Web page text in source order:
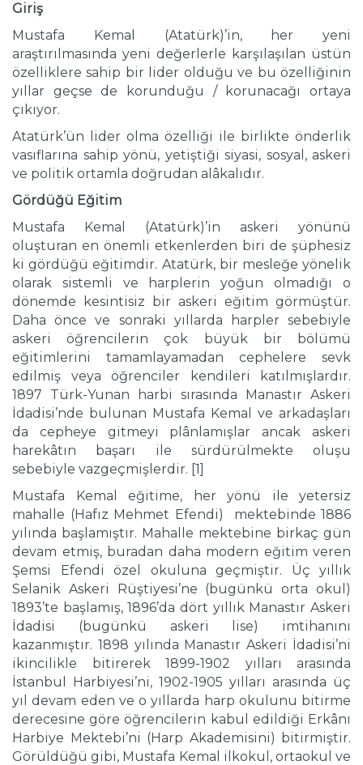
Giriş
Mustafa Kemal (Atatürk)’in, her yeni
araştırılmasında yeni değerlerle karşılaşılan üstün
özelliklere sahip bir lider olduğu ve bu özelliğinin
yıllar geçse de korunduğu / korunacağı ortaya
çıkıyor.
Atatürk’ün lider olma özelliği ile birlikte önderlik
vasıflarına sahip yönü, yetiştiği siyasi, sosyal, askeri
ve politik ortamla doğrudan alâkalıdır.
Gördüğü Eğitim
Mustafa Kemal (Atatürk)’in askeri yönünü
oluşturan en önemli etkenlerden biri de şüphesiz
ki gördüğü eğitimdir. Atatürk, bir mesleğe yönelik
olarak sistemli ve harplerin yoğun olmadığı o
dönemde kesintisiz bir askeri eğitim görmüştür.
Daha önce ve sonraki yıllarda harpler sebebiyle
askeri öğrencilerin çok büyük bir bölümü
eğitimlerini tamamlayamadan cephelere sevk
edilmiş veya öğrenciler kendileri katılmışlardır.
1897 Türk-Yunan harbi sırasında Manastır Askeri
İdadisi’nde bulunan Mustafa Kemal ve arkadaşları
da cepheye gitmeyi plânlamışlar ancak askeri
harekâtın başarı ile sürdürülmekte oluşu
sebebiyle vazgeçmişlerdir. [1]
Mustafa Kemal eğitime, her yönü ile yetersiz
mahalle (Hafız Mehmet Efendi) mektebinde 1886
yılında başlamıştır. Mahalle mektebine birkaç gün
devam etmiş, buradan daha modern eğitim veren
Şemsi Efendi özel okuluna geçmiştir. Üç yıllık
Selanik Askeri Rüştiyesi’ne (bugünkü orta okul)
1893’te başlamış, 1896’da dört yıllık Manastır Askeri
İdadisi (bugünkü askeri lise) imtihanını
kazanmıştır. 1898 yılında Manastır Askeri İdadisi’ni
ikincilikle bitirerek 1899-1902 yılları arasında
İstanbul Harbiyesi’ni, 1902-1905 yılları arasında üç
yıl devam eden ve o yıllarda harp okulunu bitirme
derecesine göre öğrencilerin kabul edildiği Erkânı
Harbiye Mektebi’ni (Harp Akademisini) bitirmiştir.
Görüldüğü gibi, Mustafa Kemal ilkokul, ortaokul ve